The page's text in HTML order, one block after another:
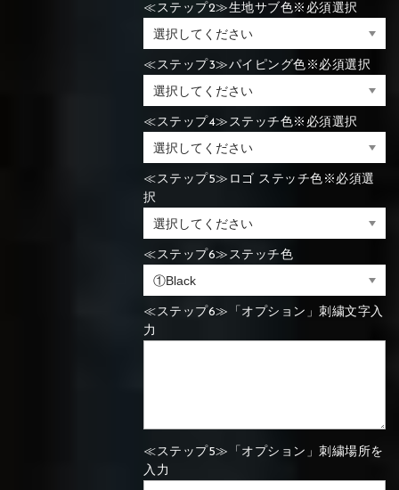
⑭Caramel
⑭Pink ⑮Rose pink
⑰Silver ⑱Green
⑳Purple
⑭Pink ⑮Rose pink
⑰Silver ⑱Green
⑳Purple ㉑Violet
≪ステップ2≫生地サブ色※必須選択
≪ステップ3≫パイピング色※必須選択
≪ステップ4≫ステッチ色※必須選択
≪ステップ5≫ロゴ ステッチ色※必須選
択
≪ステップ6≫ステッチ色
≪ステップ6≫「オプション」刺繍文字入
力
≪ステップ5≫「オプション」刺繍場所を
入力